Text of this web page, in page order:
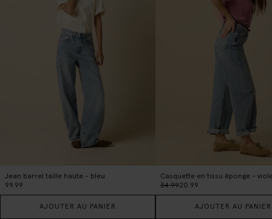
Jean barrel taille haute - bleu
99.99
AJOUTER AU PANIER
Casquette en tissu éponge -
34.9920.99
AJOUTER AU PANIER